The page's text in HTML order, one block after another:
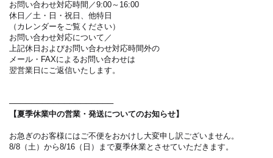
お問い合わせ対応時間／9:00～16:00
休日／土・日・祝日、他特日
（カレンダーをご覧ください）
お問い合わせ対応について／
上記休日およびお問い合わせ対応時間外の
メール・FAXによるお問い合わせは
翌営業日にご返信いたします。
───────────────────
【夏季休業中の営業・発送についてのお知らせ】
お急ぎのお客様にはご不便をおかけし大変申し訳ございません。
8/8（土）から8/16（日）まで夏季休業とさせていただきます。